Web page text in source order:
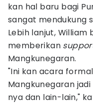
kan hal baru bagi
sangat mendukung
Lebih lanjut, William
memberikan
Mangkunegaran.
"Ini kan acara
Mangkunegaran
nya dan lain-lain,"